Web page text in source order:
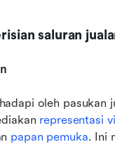
saluran
oleh pasukan
representasi
papan pemuka. Ini